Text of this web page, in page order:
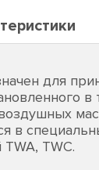
для
в
TWC.